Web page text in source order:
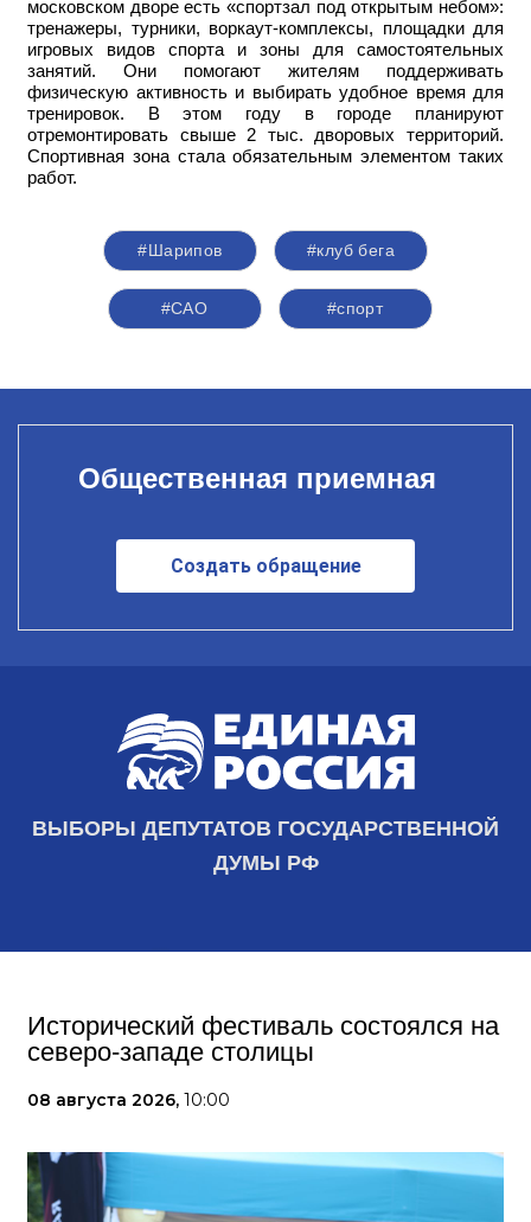
московском дворе есть «спортзал под открытым небом»:
тренажеры, турники, воркаут-комплексы, площадки для
игровых видов спорта и зоны для самостоятельных
занятий. Они помогают жителям поддерживать
физическую активность и выбирать удобное время для
тренировок. В этом году в городе планируют
отремонтировать свыше 2 тыс. дворовых территорий.
Спортивная зона стала обязательным элементом таких
работ.
#Шарипов #клуб бега
#САО #спорт
Общественная приемная
Создать обращение
ВЫБОРЫ ДЕПУТАТОВ ГОСУДАРСТВЕННОЙ
ДУМЫ РФ
Исторический фестиваль состоялся на
северо-западе столицы
08 августа 2026, 10:00